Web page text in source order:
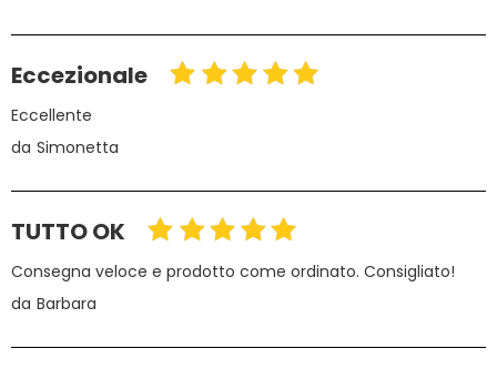
Eccezionale
Eccellente
da Simonetta
TUTTO OK
Consegna veloce e prodotto come ordinato. Consigliato!
da Barbara